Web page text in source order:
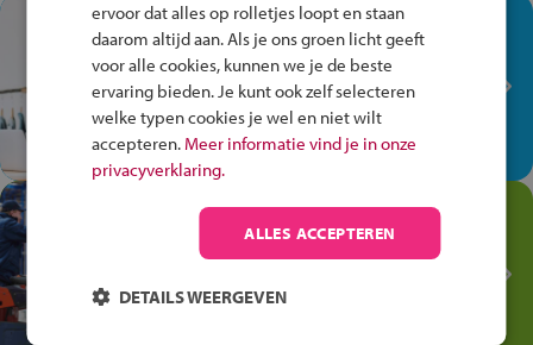
In de winkel ben je op je
plek!
Ontdek via het vmbo jouw talent
op de winkelvloer, waar elke dag
anders is!
Jouw talent in de
Transport en Logistiek
logistiek: daar kun je mee
ervoor dat alles op rolletjes loopt en staan
daarom altijd aan. Als je ons groen licht geeft
voor alle cookies, kunnen we je de beste
ervaring bieden. Je kunt ook zelf selecteren
welke typen cookies je wel en niet wilt
accepteren. Meer informatie vind je in onze
privacyverklaring.
ALLES ACCEPTEREN
DETAILS WEERGEVEN